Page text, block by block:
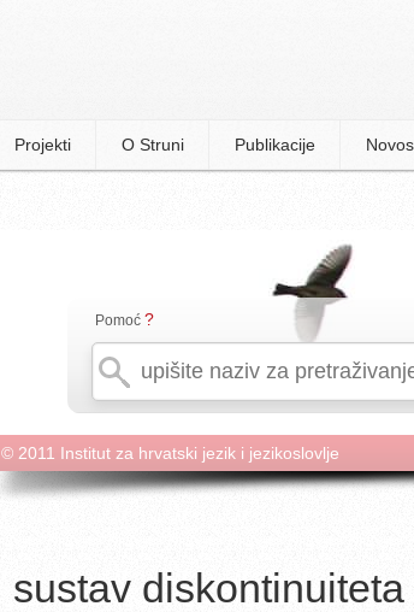
Projekti O Struni Publikacije
Pomoć ?
© 2011 Institut za hrvatski jezik i jezikoslovlje
sustav diskontinuiteta